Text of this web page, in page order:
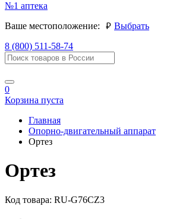
№1 аптека
Ваше местоположение:
руб. Выбрать
8 (800) 511-58-74
0
Корзина пуста
Главная
Опорно-двигательный аппарат
Ортез
Ортез
Код товара: RU-G76CZ3